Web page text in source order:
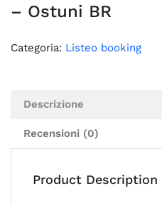
– Ostuni BR
Categoria: Listeo booking
Descrizione
Recensioni (0)
Product Description